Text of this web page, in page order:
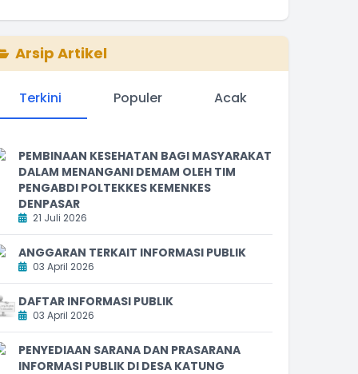
Arsip Artikel
Terkini Populer Acak
PEMBINAAN KESEHATAN BAGI MASYARAKAT
DALAM MENANGANI DEMAM OLEH TIM
PENGABDI POLTEKKES KEMENKES
DENPASAR
21 Juli 2026
ANGGARAN TERKAIT INFORMASI PUBLIK
03 April 2026
DAFTAR INFORMASI PUBLIK
03 April 2026
PENYEDIAAN SARANA DAN PRASARANA
INFORMASI PUBLIK DI DESA KATUNG